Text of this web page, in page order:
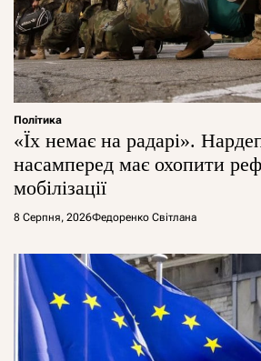
Політика
«Їх немає на радарі».
насамперед має охопити
мобілізації
8 Серпня, 2026Федоренко Світлана